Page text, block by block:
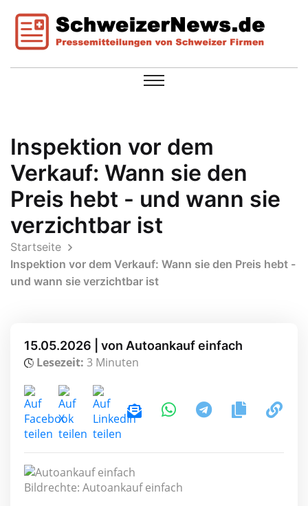
Inspektion vor dem
Verkauf: Wann sie den
Preis hebt - und wann sie
verzichtbar ist
Startseite
Inspektion vor dem Verkauf: Wann sie den Preis hebt -
und wann sie verzichtbar ist
15.05.2026 | von Autoankauf einfach
Lesezeit: 3 Minuten
Bildrechte: Autoankauf einfach